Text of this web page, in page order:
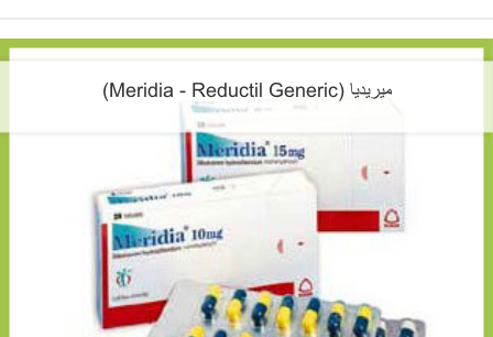
ميريديا (Meridia - Reductil Generic)